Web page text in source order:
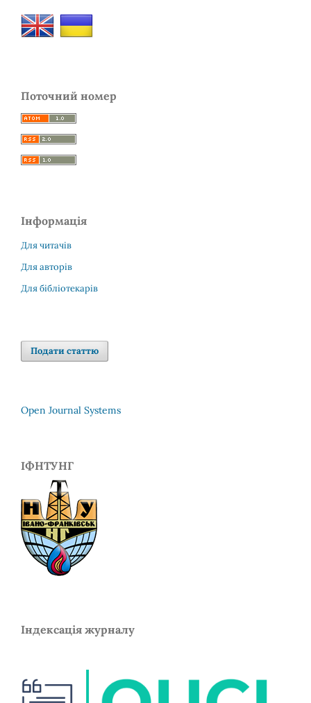
Поточний номер
Інформація
Для читачів
Для авторів
Для бібліотекарів
Подати статтю
Open Journal Systems
ІФНТУНГ
Індексація журналу